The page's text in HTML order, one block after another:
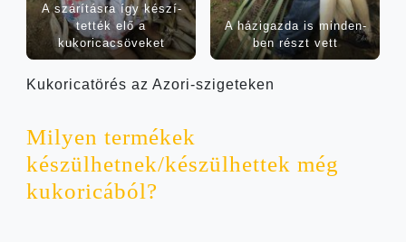
A szá­rí­tás­ra így készí­
tet­ték elő a
kukoricacsöveket
A házi­gaz­da is min­den­
ben részt vett
Kuko­ri­ca­tö­rés az Azori-szigeteken
Milyen ter­mé­kek
készülhetnek/készülhettek még
kukoricából?